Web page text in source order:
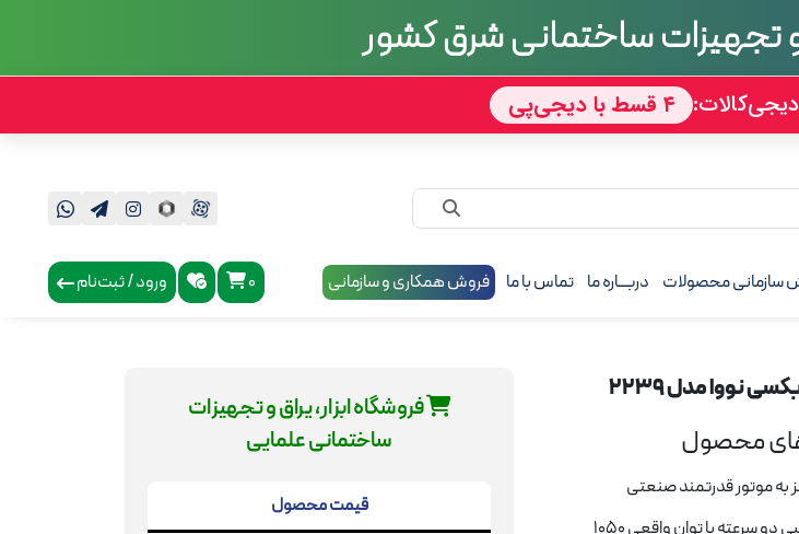
تجربه
سازمانی محصولات دربـــاره ما تماس با ما فروش همکاری و سازمانی 0 ورود / ثبت‌نام
نووا مدل 2239
محصول
به موتور قدرتمند صنعتی
گیربکسی دو سرعته با توان واقعی 1050
فروشگاه ابزار، یراق و تجهیزات
ساختمانی علمایی
قیمت محصول